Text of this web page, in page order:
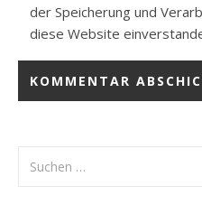
der Speicherung und
diese Website